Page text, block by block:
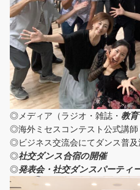
◎メディア（ラジオ・雑誌・ 教
◎海外ミセスコンテスト公式講師
◎ビジネス交流会にてダンス普及
◎社交ダンス合宿の開催
◎発表会・社交ダンスパーティ